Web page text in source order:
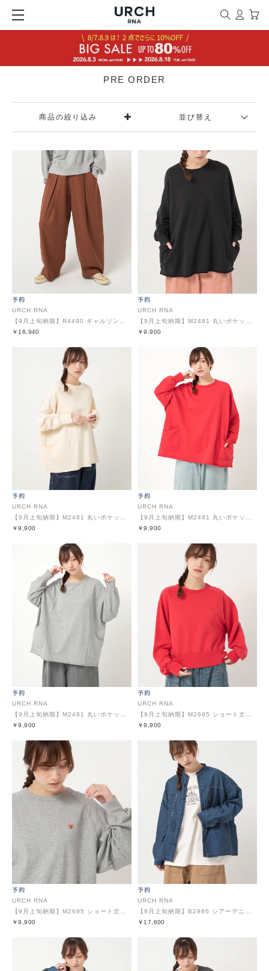
PRE ORDER
商品の絞り込み 並び替え
URCH RNA
￥16,940
URCH RNA
￥9,900
URCH RNA
【9月上旬納期】M2481 丸いポケットのBIGトレーナー
￥9,900
URCH RNA
【9月上旬納期】M2481 丸いポケットのBIGトレーナー
￥9,900
URCH RNA
￥9,900
URCH RNA
￥9,900
URCH RNA
￥9,900
URCH RNA
￥17,600